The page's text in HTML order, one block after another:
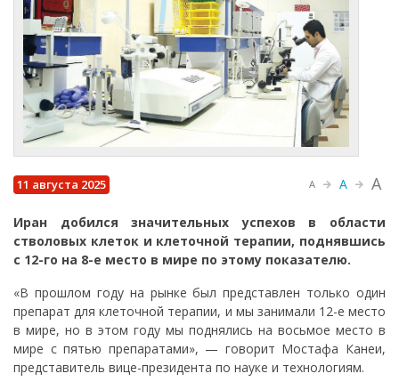
11 августа 2025 A A A
Иран добился значительных успехов в области
стволовых клеток и клеточной терапии, поднявшись
с 12-го на 8-е место в мире по этому показателю.
«В прошлом году на рынке был представлен только один
препарат для клеточной терапии, и мы занимали 12-е место
в мире, но в этом году мы поднялись на восьмое место в
мире с пятью препаратами», — говорит Мостафа Канеи,
представитель вице-президента по науке и технологиям.